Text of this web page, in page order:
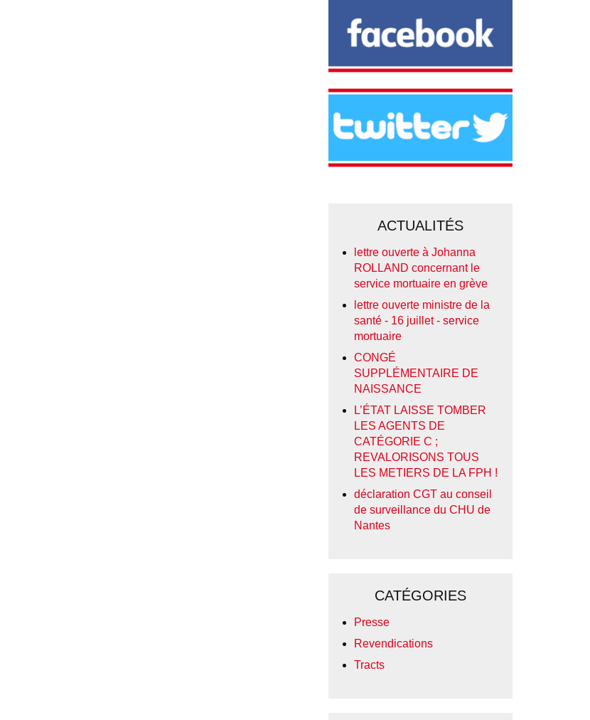
ACTUALITÉS
lettre ouverte à Johanna
ROLLAND concernant le
service mortuaire en grève
lettre ouverte ministre de la
santé - 16 juillet - service
mortuaire
CONGÉ
SUPPLÉMENTAIRE DE
NAISSANCE
L’ÉTAT LAISSE TOMBER
LES AGENTS DE
CATÉGORIE C ;
REVALORISONS TOUS
LES METIERS DE LA FPH !
déclaration CGT au conseil
de surveillance du CHU de
Nantes
CATÉGORIES
Presse
Revendications
Tracts